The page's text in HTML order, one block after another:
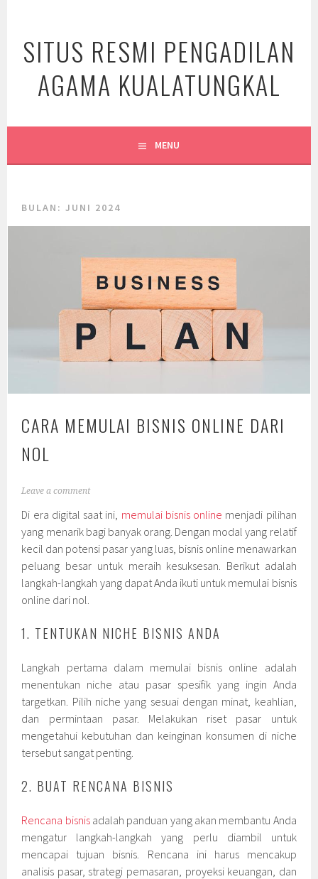
content
SITUS RESMI PENGADILAN
AGAMA KUALATUNGKAL
MENU
BULAN:JUNI 2024
CARA MEMULAI BISNIS ONLINE DARI
NOL
Leave a comment
Di era digital saat ini, memulai bisnis online menjadi pilihan
yang menarik bagi banyak orang. Dengan modal yang relatif
kecil dan potensi pasar yang luas, bisnis online menawarkan
peluang besar untuk meraih kesuksesan. Berikut adalah
langkah-langkah yang dapat Anda ikuti untuk memulai bisnis
online dari nol.
1. TENTUKAN NICHE BISNIS ANDA
Langkah pertama dalam memulai bisnis online adalah
menentukan niche atau pasar spesifik yang ingin Anda
targetkan. Pilih niche yang sesuai dengan minat, keahlian,
dan permintaan pasar. Melakukan riset pasar untuk
mengetahui kebutuhan dan keinginan konsumen di niche
tersebut sangat penting.
2. BUAT RENCANA BISNIS
Rencana bisnisadalah panduan yang akan membantu Anda
mengatur langkah-langkah yang perlu diambil untuk
mencapai tujuan bisnis. Rencana ini harus mencakup
analisis pasar, strategi pemasaran, proyeksi keuangan, dan